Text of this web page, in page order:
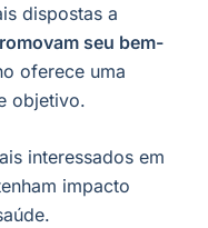
dispostas a
seu bem-
oferece uma
objetivo.
interessados em
impacto